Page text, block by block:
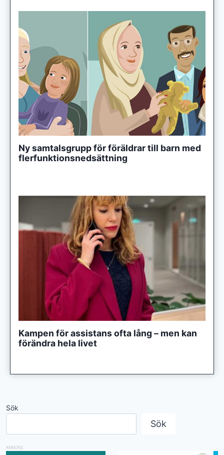
Ny samtalsgrupp för föräldrar till barn med
flerfunktionsnedsättning
Kampen för assistans ofta lång – men kan
förändra hela livet
Sök
Sök
ANNONS